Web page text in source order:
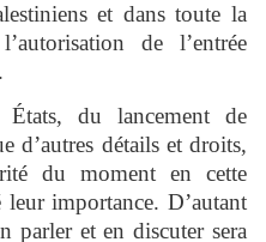
et dans toute la
de l’entrée
du lancement de
d’autres détails et droits,
du moment en cette
importance. D’autant
parler et en discuter sera